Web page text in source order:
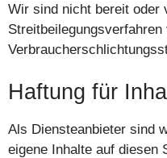
Wir sind nicht bereit oder
Streitbeilegungsverfahren
Haftung für
Als Diensteanbieter sind
eigene Inhalte auf diesen